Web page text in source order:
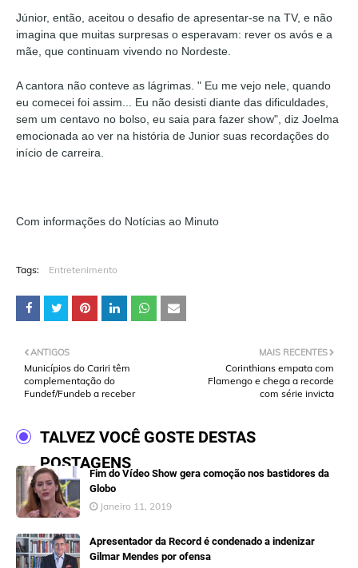
Júnior, então, aceitou o desafio de apresentar-se na TV, e não
imagina que muitas surpresas o esperavam: rever os avós e a
mãe, que continuam vivendo no Nordeste.
A cantora não conteve as lágrimas. " Eu me vejo nele, quando
eu comecei foi assim... Eu não desisti diante das dificuldades,
sem um centavo no bolso, eu saia para fazer show", diz Joelma
emocionada ao ver na história de Junior suas recordações do
início de carreira.
Com informações do Notícias ao Minuto
Tags: Entretenimento
MAIS RECENTES
Corinthians empata com
Flamengo e chega a recorde
com série invicta
ANTIGOS
Municípios do Cariri têm
complementação do
Fundef/Fundeb a receber
TALVEZ VOCÊ GOSTE DESTAS
POSTAGENS
Fim do Vídeo Show gera comoção nos bastidores da
Globo
Janeiro 11, 2019
Apresentador da Record é condenado a indenizar
Gilmar Mendes por ofensa